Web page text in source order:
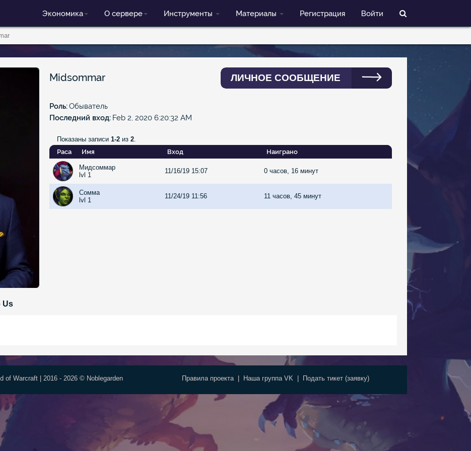
Экономика О сервере Инструменты Материалы Регистрация Войти
Us
Midsommar ЛИЧНОЕ СООБЩЕНИЕ
Роль Обыватель
Последний вход Feb 2, 2020 6:20:32 AM
Показаны записи 1-2 из 2.
Раса
Имя Вход Наиграно
Мидсоммар
lvl 1
11/16/19 15:07 0 часов, 16 минут
Сомма
lvl 1
11/24/19 11:56 11 часов, 45 минут
of Warcraft | 2016 - 2026 © Noblegarden Правила проекта| Наша группа VK| Подать тикет (заявку)